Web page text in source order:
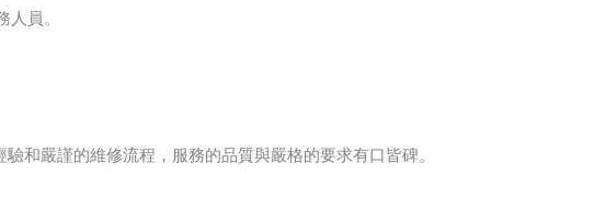
員。
和嚴謹的維修流程，服務的品質與嚴格的要求有口皆碑。